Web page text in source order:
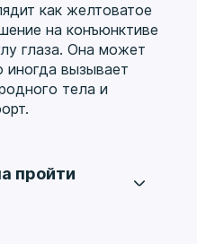
как желтоватое
на конъюнктиве
глаза. Она может
иногда вызывает
тела и
пройти